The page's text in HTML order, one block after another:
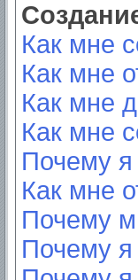
Как мне
Как мне
Как мне
Как мне
Почему я
Как мне
Почему
Почему я